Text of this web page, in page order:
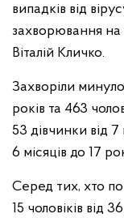
випадків від
захворювання на
Віталій Кличко.
Захворіли
років та 463
53 дівчинки від 7
6 місяців до 17
Серед тих, хто
15 чоловіків від